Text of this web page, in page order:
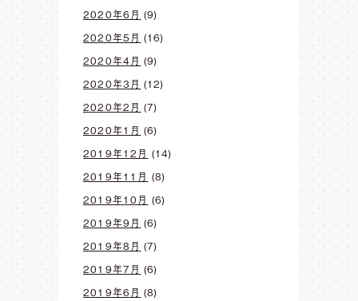
2020年6月 (9)
2020年5月 (16)
2020年4月 (9)
2020年3月 (12)
2020年2月 (7)
2020年1月 (6)
2019年12月 (14)
2019年11月 (8)
2019年10月 (6)
2019年9月 (6)
2019年8月 (7)
2019年7月 (6)
2019年6月 (8)